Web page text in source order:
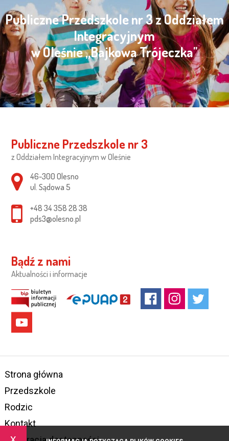
Publiczne Przedszkole nr 3 z Oddziałem
Integracyjnym
w Oleśnie „Bajkowa Trójeczka"
Publiczne Przedszkole nr 3
z Oddziałem Integracyjnym w Oleśnie
Adres pocztowy:
46-300 Olesno
ul. Sądowa 5
+48 34 358 28 38
pds3@olesno.pl
Bądź z nami
Aktualności i informacje
Strona główna
Przedszkole
Rodzic
Kontakt